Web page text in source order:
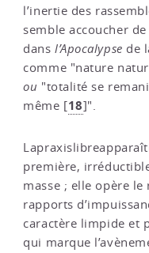
l’inertie des
semble accoucher
dansl’Apocalypse de
comme "nature
ou "totalité se
même [18]".
première,
masse ; elle opère
rapports
caractère limpide et
qui marque